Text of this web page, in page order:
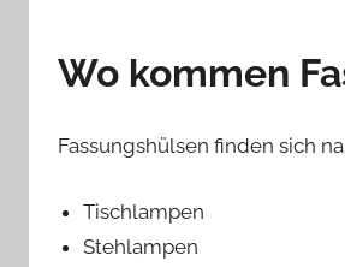
Wo kommen
Fassungshülsen finden sich
Tischlampen
Stehlampen